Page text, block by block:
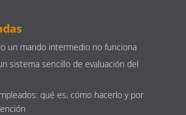
un mando intermedio no funciona
sistema sencillo de evaluación del
qué es, cómo hacerlo y por